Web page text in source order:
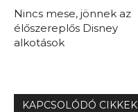
Nincs mese, jönnek az
élőszereplős Disney
alkotások
KAPCSOLÓDÓ CIKKEK